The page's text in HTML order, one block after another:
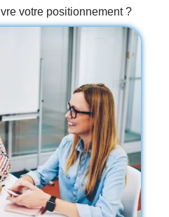
votre positionnement ?